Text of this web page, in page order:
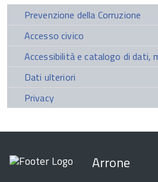
Prevenzione della Corruzione
Accesso civico
Accessibilità e catalogo di dati,
Dati ulteriori
Privacy
Arrone